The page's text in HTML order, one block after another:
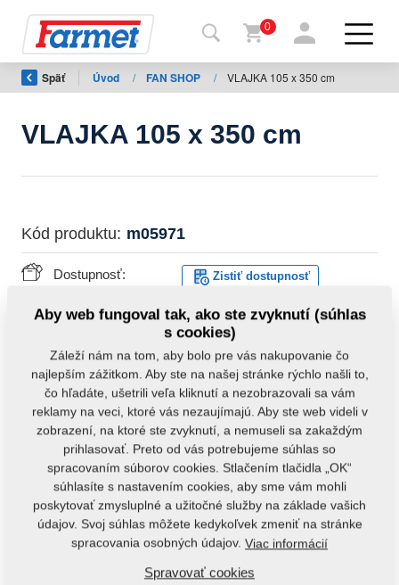
Späť
na
shop
Moje
stroje
stiahnutie
0
Späť Úvod / FAN SHOP / VLAJKA 105 x 350 cm
VLAJKA 105 x 350 cm
Kód produktu: m05971
Dostupnosť: Zistiť dostupnosť
Hmotnosť: 0,5600 Kg
Aby web fungoval tak, ako ste zvyknutí (súhlas
s cookies)
Záleží nám na tom, aby bolo pre vás nakupovanie čo
najlepším zážitkom. Aby ste na našej stránke rýchlo našli to,
čo hľadáte, ušetrili veľa kliknutí a nezobrazovali sa vám
reklamy na veci, ktoré vás nezaujímajú. Aby ste web videli v
zobrazení, na ktoré ste zvyknutí, a nemuseli sa zakaždým
prihlasovať. Preto od vás potrebujeme súhlas so
spracovaním súborov cookies. Stlačením tlačidla „OK“
súhlasíte s nastavením cookies, aby sme vám mohli
poskytovať zmysluplné a užitočné služby na základe vašich
údajov. Svoj súhlas môžete kedykoľvek zmeniť na stránke
spracovania osobných údajov. Viac informácií
Spravovať cookies